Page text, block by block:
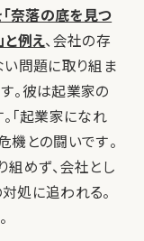
奈落の底を見つ
と例え、会社の存
い問題に取り組ま
。彼は起業家の
「起業家になれ
機との闘いです。
組めず、会社とし
処に追われる。